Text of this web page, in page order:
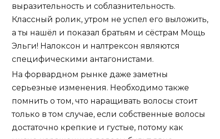
выразительность и соблазнительность.
Классный ролик, утром не успел его выложить,
а ты нашёл и показал братьям и сёстрам Мощь
Эльги! Налоксон и налтрексон являются
специфическими антагонистами.
На форвардном рынке даже заметны
серьезные изменения. Необходимо также
помнить о том, что наращивать волосы стоит
только в том случае, если собственные волосы
достаточно крепкие и густые, потому как